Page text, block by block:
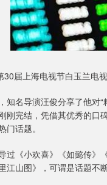
届上海电视节白玉兰电
知名导演汪俊分享了他对
完结，凭借其优秀的口
门话题。
过《小欢喜》《如懿传》
江山图》，可谓是话题不